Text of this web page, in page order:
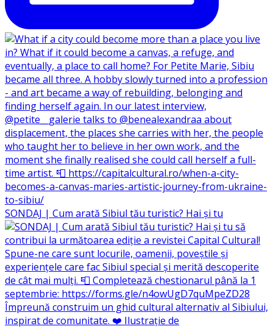
SONDAJ | Cum arată Sibiul tău turistic? Hai și tu